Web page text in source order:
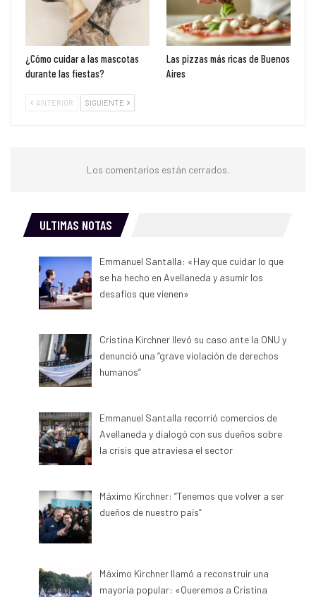
¿Cómo cuidar a las mascotas
durante las fiestas?
Las pizzas más ricas de Buenos
Aires
ANTERIOR SIGUIENTE
Los comentarios están cerrados.
ULTIMAS NOTAS
Emmanuel Santalla: «Hay que cuidar lo que
se ha hecho en Avellaneda y asumir los
desafíos que vienen»
Cristina Kirchner llevó su caso ante la ONU y
denunció una “grave violación de derechos
humanos”
Emmanuel Santalla recorrió comercios de
Avellaneda y dialogó con sus dueños sobre
la crisis que atraviesa el sector
Máximo Kirchner: “Tenemos que volver a ser
dueños de nuestro país”
Máximo Kirchner llamó a reconstruir una
mayoría popular: «Queremos a Cristina